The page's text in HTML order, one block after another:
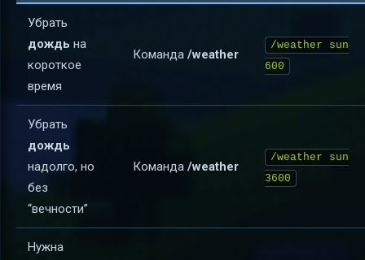
Убрать
дождь на
короткое
время
Команда /weather
/weather sun
600
Убрать
дождь
надолго, но
без
“вечности”
Команда /weather
/weather sun
3600
Нужна